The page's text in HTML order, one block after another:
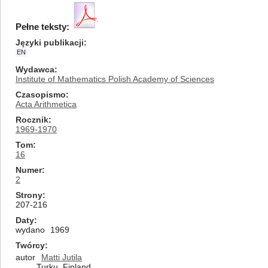
Pełne teksty:
Języki publikacji
EN
Wydawca
Institute of Mathematics Polish Academy of Sciences
Czasopismo
Acta Arithmetica
Rocznik
1969-1970
Tom
16
Numer
2
Strony
207-216
Daty
wydano
1969
Twórcy
autor
Matti Jutila